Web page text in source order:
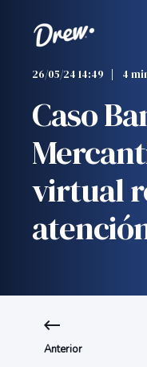
26/05/24 14:49 4
Caso
virtual
Anterior